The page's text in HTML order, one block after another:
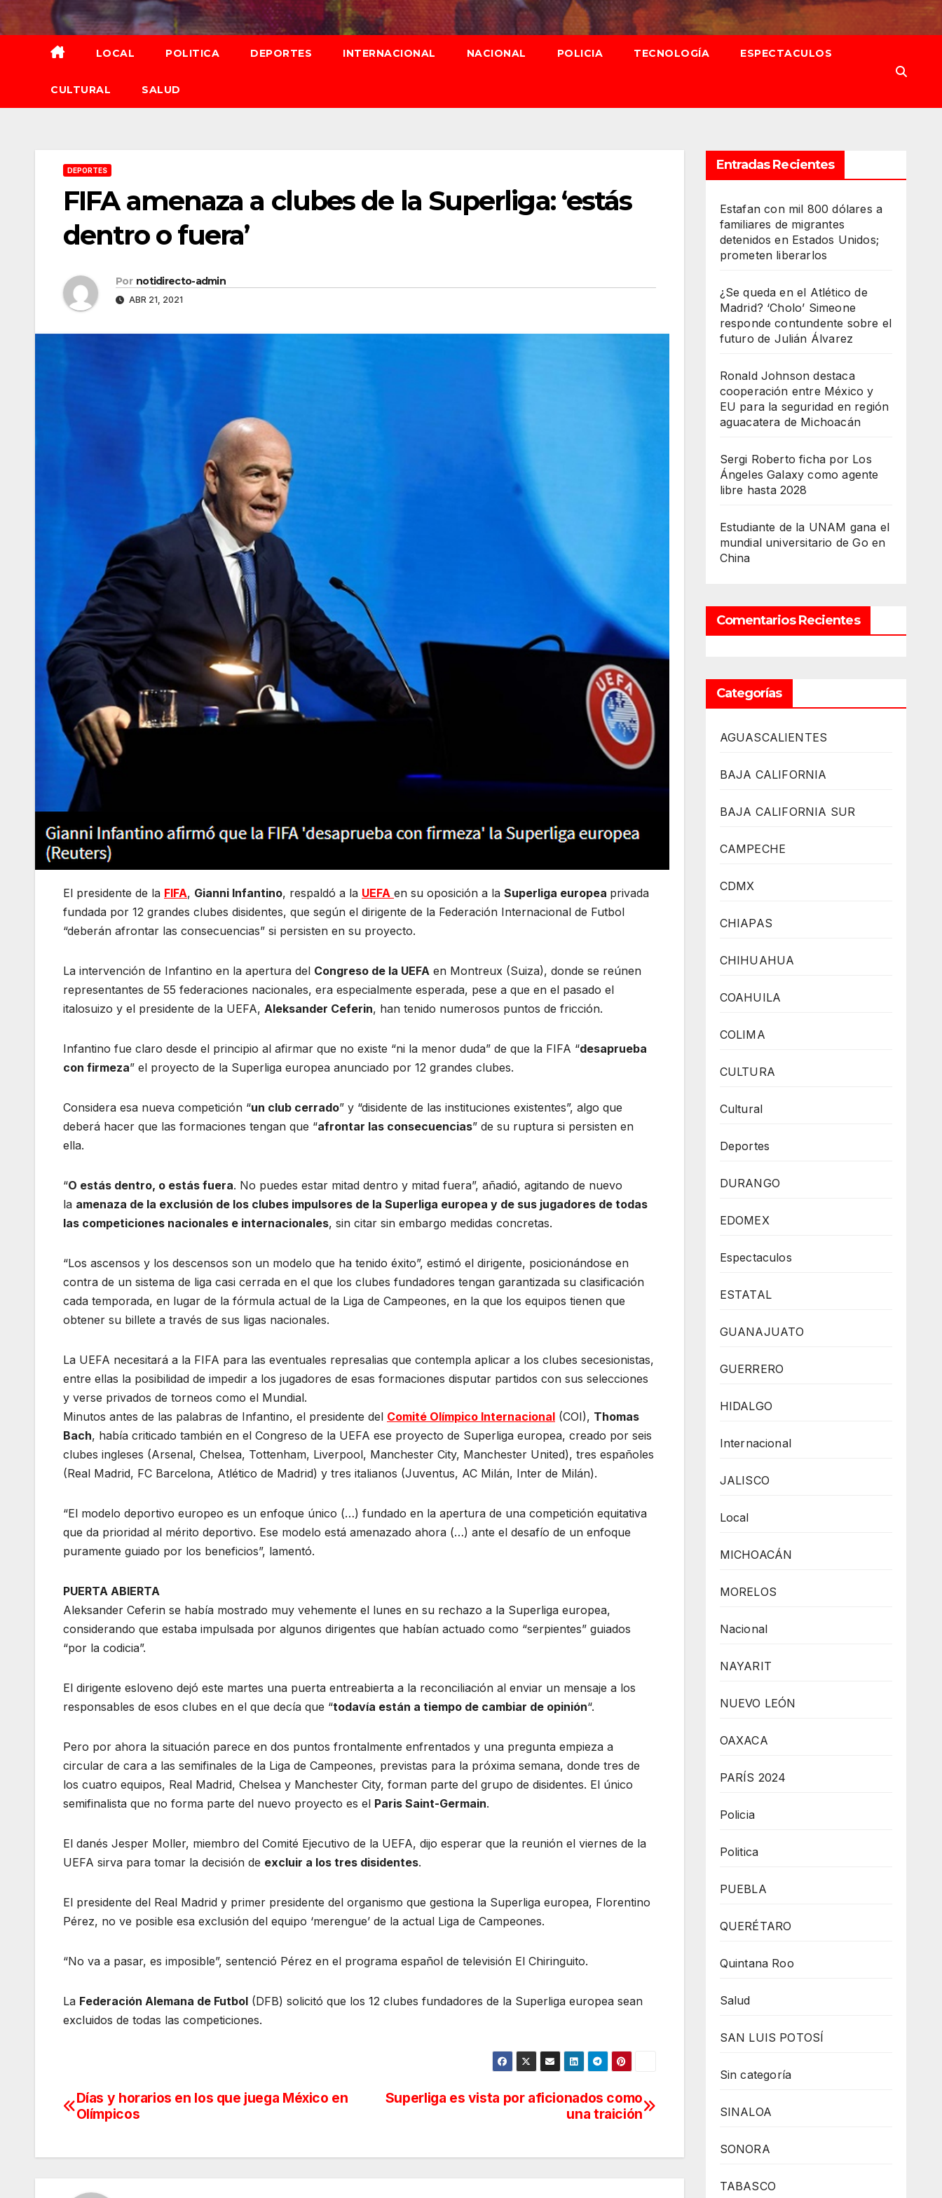
al
contenido
LOCAL POLITICA DEPORTES INTERNACIONAL NACIONAL POLICIA TECNOLOGÍA ESPECTACULOS
CULTURAL SALUD
DEPORTES
FIFA amenaza a clubes de la Superliga: ‘estás
dentro o fuera’
Por notidirecto-admin
ABR 21, 2021
El presidente de la FIFA, Gianni Infantino, respaldó a la UEFA en su oposición a la Superliga europea privada
fundada por 12 grandes clubes disidentes, que según el dirigente de la Federación Internacional de Futbol
“deberán afrontar las consecuencias” si persisten en su proyecto.
La intervención de Infantino en la apertura del Congreso de la UEFA en Montreux (Suiza), donde se reúnen
representantes de 55 federaciones nacionales, era especialmente esperada, pese a que en el pasado el
italosuizo y el presidente de la UEFA, Aleksander Ceferin, han tenido numerosos puntos de fricción.
Infantino fue claro desde el principio al afirmar que no existe “ni la menor duda” de que la FIFA “desaprueba
con firmeza” el proyecto de la Superliga europea anunciado por 12 grandes clubes.
Considera esa nueva competición “un club cerrado” y “disidente de las instituciones existentes”, algo que
deberá hacer que las formaciones tengan que “afrontar las consecuencias” de su ruptura si persisten en
ella.
“O estás dentro, o estás fuera. No puedes estar mitad dentro y mitad fuera”, añadió, agitando de nuevo
la amenaza de la exclusión de los clubes impulsores de la Superliga europea y de sus jugadores de todas
las competiciones nacionales e internacionales, sin citar sin embargo medidas concretas.
“Los ascensos y los descensos son un modelo que ha tenido éxito”, estimó el dirigente, posicionándose en
contra de un sistema de liga casi cerrada en el que los clubes fundadores tengan garantizada su clasificación
cada temporada, en lugar de la fórmula actual de la Liga de Campeones, en la que los equipos tienen que
obtener su billete a través de sus ligas nacionales.
La UEFA necesitará a la FIFA para las eventuales represalias que contempla aplicar a los clubes secesionistas,
entre ellas la posibilidad de impedir a los jugadores de esas formaciones disputar partidos con sus selecciones
y verse privados de torneos como el Mundial.
Minutos antes de las palabras de Infantino, el presidente del Comité Olímpico Internacional (COI), Thomas
Bach, había criticado también en el Congreso de la UEFA ese proyecto de Superliga europea, creado por seis
clubes ingleses (Arsenal, Chelsea, Tottenham, Liverpool, Manchester City, Manchester United), tres españoles
(Real Madrid, FC Barcelona, Atlético de Madrid) y tres italianos (Juventus, AC Milán, Inter de Milán).
“El modelo deportivo europeo es un enfoque único (…) fundado en la apertura de una competición equitativa
que da prioridad al mérito deportivo. Ese modelo está amenazado ahora (…) ante el desafío de un enfoque
puramente guiado por los beneficios”, lamentó.
PUERTA ABIERTA
Aleksander Ceferin se había mostrado muy vehemente el lunes en su rechazo a la Superliga europea,
considerando que estaba impulsada por algunos dirigentes que habían actuado como “serpientes” guiados
“por la codicia”.
El dirigente esloveno dejó este martes una puerta entreabierta a la reconciliación al enviar un mensaje a los
responsables de esos clubes en el que decía que “todavía están a tiempo de cambiar de opinión“.
Pero por ahora la situación parece en dos puntos frontalmente enfrentados y una pregunta empieza a
circular de cara a las semifinales de la Liga de Campeones, previstas para la próxima semana, donde tres de
los cuatro equipos, Real Madrid, Chelsea y Manchester City, forman parte del grupo de disidentes. El único
semifinalista que no forma parte del nuevo proyecto es el Paris Saint-Germain.
El danés Jesper Moller, miembro del Comité Ejecutivo de la UEFA, dijo esperar que la reunión el viernes de la
UEFA sirva para tomar la decisión de excluir a los tres disidentes.
El presidente del Real Madrid y primer presidente del organismo que gestiona la Superliga europea, Florentino
Pérez, no ve posible esa exclusión del equipo ‘merengue’ de la actual Liga de Campeones.
“No va a pasar, es imposible”, sentenció Pérez en el programa español de televisión El Chiringuito.
La Federación Alemana de Futbol (DFB) solicitó que los 12 clubes fundadores de la Superliga europea sean
excluidos de todas las competiciones.
Navegación
entradas
Superliga es vista por aficionados como
una traición
Días y horarios en los que juega México en
Olímpicos
Entradas Recientes
Estafan con mil 800 dólares a
familiares de migrantes
detenidos en Estados Unidos;
prometen liberarlos
¿Se queda en el Atlético de
Madrid? ‘Cholo’ Simeone
responde contundente sobre el
futuro de Julián Álvarez
Ronald Johnson destaca
cooperación entre México y
EU para la seguridad en región
aguacatera de Michoacán
Sergi Roberto ficha por Los
Ángeles Galaxy como agente
libre hasta 2028
Estudiante de la UNAM gana el
mundial universitario de Go en
China
Comentarios Recientes
Categorías
AGUASCALIENTES
BAJA CALIFORNIA
BAJA CALIFORNIA SUR
CAMPECHE
CDMX
CHIAPAS
CHIHUAHUA
COAHUILA
COLIMA
CULTURA
Cultural
Deportes
DURANGO
EDOMEX
Espectaculos
ESTATAL
GUANAJUATO
GUERRERO
HIDALGO
Internacional
JALISCO
Local
MICHOACÁN
MORELOS
Nacional
NAYARIT
NUEVO LEÓN
OAXACA
PARÍS 2024
Policia
Politica
PUEBLA
QUERÉTARO
Quintana Roo
Salud
SAN LUIS POTOSÍ
Sin categoría
SINALOA
SONORA
TABASCO